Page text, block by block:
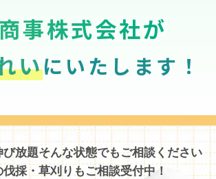
事株式会社が
いにいたします！
放題そんな状態でもご相談ください
採・草刈りもご相談受付中！